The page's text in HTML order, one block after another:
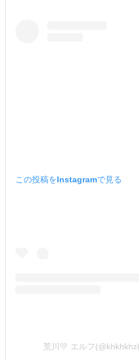
この投稿をInstagramで見る
荒川💛 エルフ